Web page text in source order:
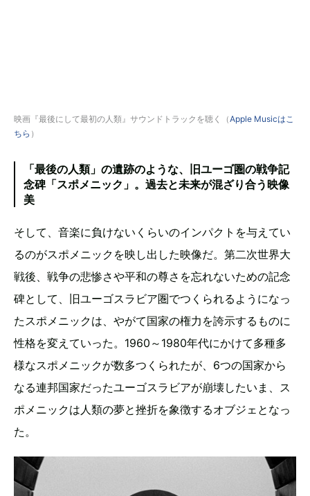
映画『最後にして最初の人類』サウンドトラックを聴く（Apple Musicはこ
ちら ）
「最後の人類」の遺跡のような、旧ユーゴ圏の戦争記
念碑「スポメニック」。過去と未来が混ざり合う映像
美
そして、音楽に負けないくらいのインパクトを与えてい
るのがスポメニックを映し出した映像だ。第二次世界大
戦後、戦争の悲惨さや平和の尊さを忘れないための記念
碑として、旧ユーゴスラビア圏でつくられるようになっ
たスポメニックは、やがて国家の権力を誇示するものに
性格を変えていった。1960～1980年代にかけて多種多
様なスポメニックが数多つくられたが、6つの国家から
なる連邦国家だったユーゴスラビアが崩壊したいま、ス
ポメニックは人類の夢と挫折を象徴するオブジェとなっ
た。